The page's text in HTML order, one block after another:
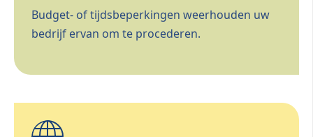
Budget- of tijdsbeperkingen weerhouden uw
bedrijf ervan om te procederen.